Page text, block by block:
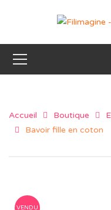
Accueil Boutique
Bavoir fille en coton
VENDU